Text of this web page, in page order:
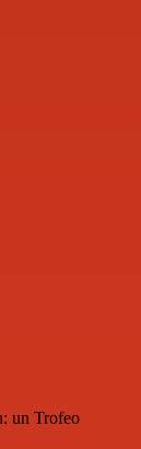
un Trofeo